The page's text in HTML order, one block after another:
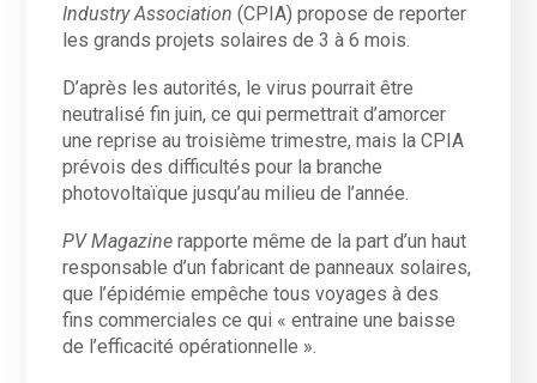
Industry Association (CPIA) propose de reporter
les grands projets solaires de 3 à 6 mois.
D’après les autorités, le virus pourrait être
neutralisé fin juin, ce qui permettrait d’amorcer
une reprise au troisième trimestre, mais la CPIA
prévois des difficultés pour la branche
photovoltaïque jusqu’au milieu de l’année.
PV Magazine rapporte même de la part d’un haut
responsable d’un fabricant de panneaux solaires,
que l’épidémie empêche tous voyages à des
fins commerciales ce qui « entraine une baisse
de l’efficacité opérationnelle ».